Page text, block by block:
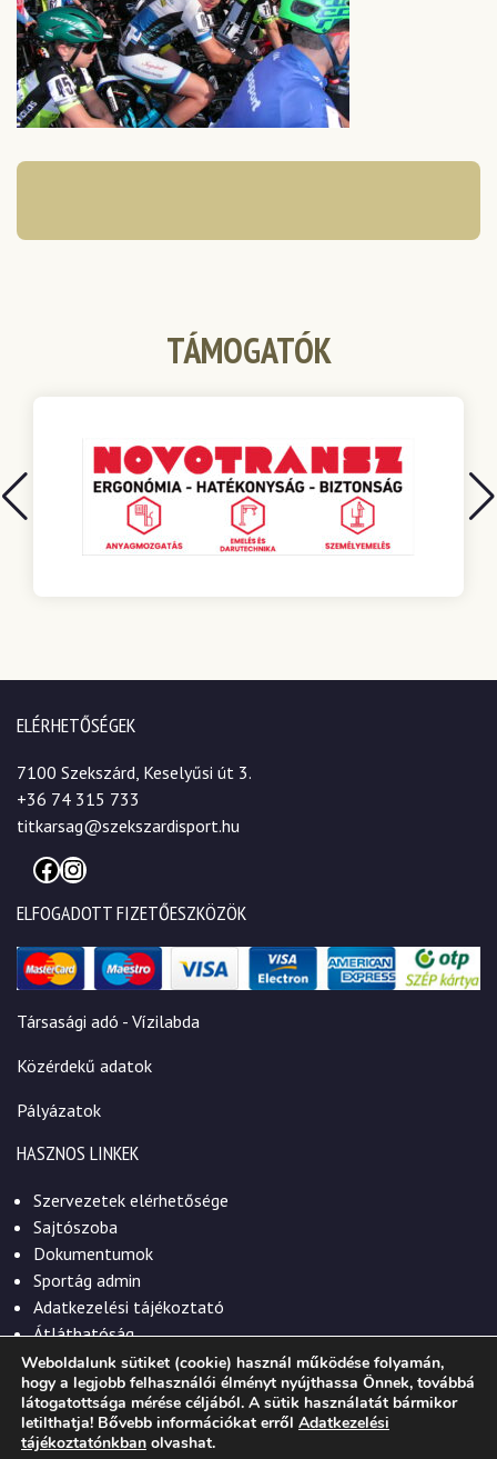
TÁMOGATÓK
ELÉRHETŐSÉGEK
7100 Szekszárd, Keselyűsi út 3.
+36 74 315 733
titkarsag@szekszardisport.hu
Facebook
Instagram
ELFOGADOTT FIZETŐESZKÖZÖK
Társasági adó - Vízilabda
Közérdekű adatok
Pályázatok
HASZNOS LINKEK
Szervezetek elérhetősége
Sajtószoba
Dokumentumok
Sportág admin
Adatkezelési tájékoztató
Átláthatóság
© 2026. Szekszárdi Sportközpont Nonprofit Kft.
Weboldalunk sütiket (cookie) használ működése folyamán,
hogy a legjobb felhasználói élményt nyújthassa Önnek, továbbá
látogatottsága mérése céljából. A sütik használatát bármikor
letilthatja! Bővebb információkat erről Adatkezelési
tájékoztatónkban olvashat.